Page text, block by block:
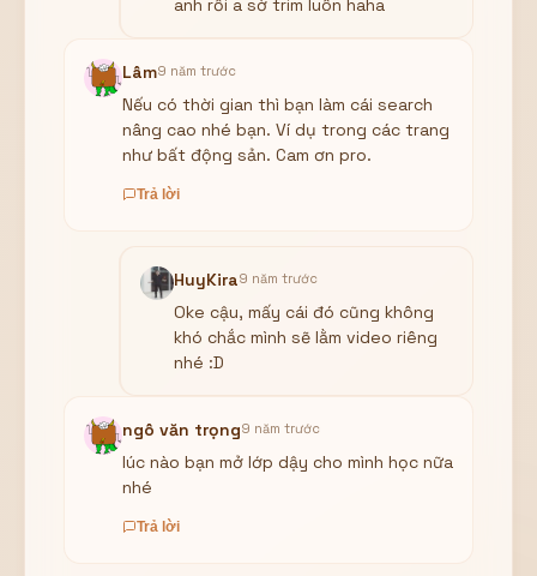
Lâm9 năm trước
Nếu có thời gian thì bạn làm cái search
nâng cao nhé bạn. Ví dụ trong các trang
như bất động sản. Cam ơn pro.
Trả lời
HuyKira9 năm trước
Oke cậu, mấy cái đó cũng không
khó chắc mình sẽ lằm video riêng
nhé :D
ngô văn trọng9 năm trước
lúc nào bạn mở lớp dậy cho mình học nữa
nhé
Trả lời